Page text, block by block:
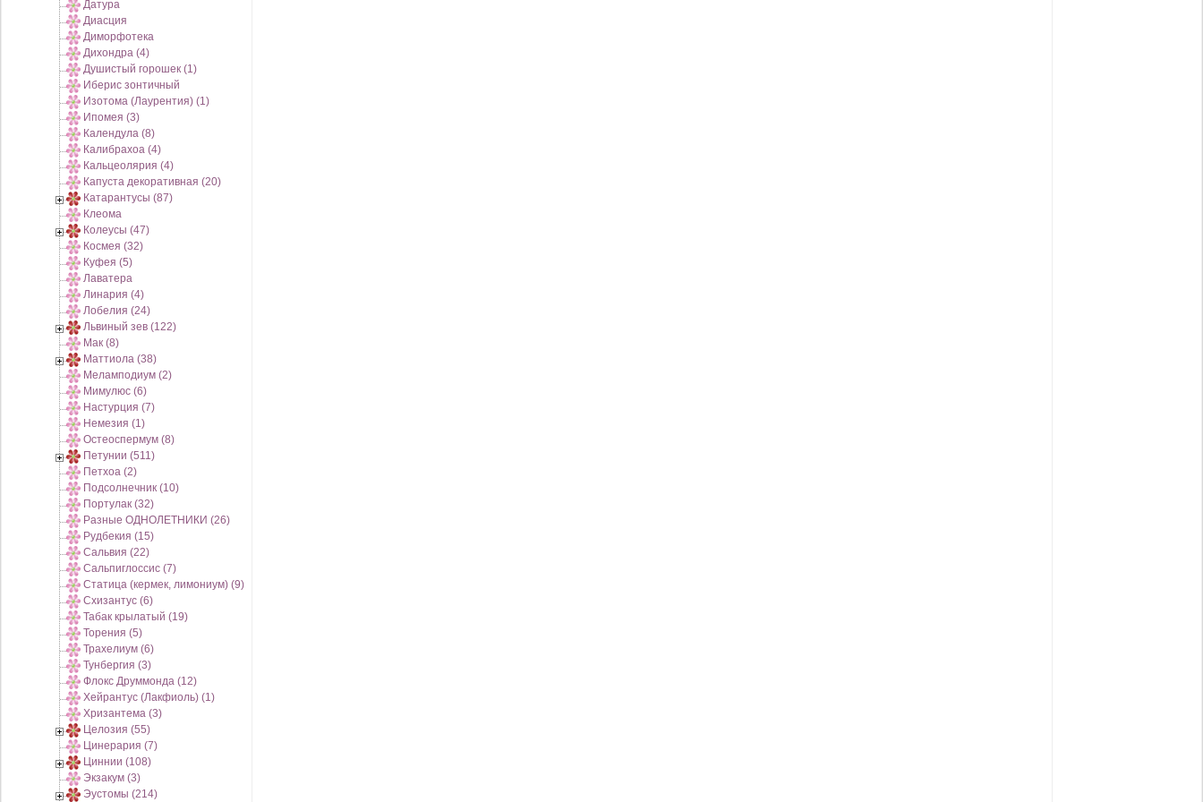
Датура
Диасция
Диморфотека
Дихондра (4)
Душистый горошек (1)
Иберис зонтичный
Изотома (Лаурентия) (1)
Ипомея (3)
Календула (8)
Калибрахоа (4)
Кальцеолярия (4)
Капуста декоративная (20)
Катарантусы (87)
Клеома
Колеусы (47)
Космея (32)
Куфея (5)
Лаватера
Линария (4)
Лобелия (24)
Львиный зев (122)
Мак (8)
Маттиола (38)
Меламподиум (2)
Мимулюс (6)
Настурция (7)
Немезия (1)
Остеоспермум (8)
Петунии (511)
Петхоа (2)
Подсолнечник (10)
Портулак (32)
Разные ОДНОЛЕТНИКИ (26)
Рудбекия (15)
Сальвия (22)
Сальпиглоссис (7)
Статица (кермек, лимониум) (9)
Схизантус (6)
Табак крылатый (19)
Торения (5)
Трахелиум (6)
Тунбергия (3)
Флокс Друммонда (12)
Хейрантус (Лакфиоль) (1)
Хризантема (3)
Целозия (55)
Цинерария (7)
Циннии (108)
Экзакум (3)
Эустомы (214)